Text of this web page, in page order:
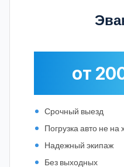
от
Срочный выезд
Погрузка авто не на
Надежный экипаж
Без выходных